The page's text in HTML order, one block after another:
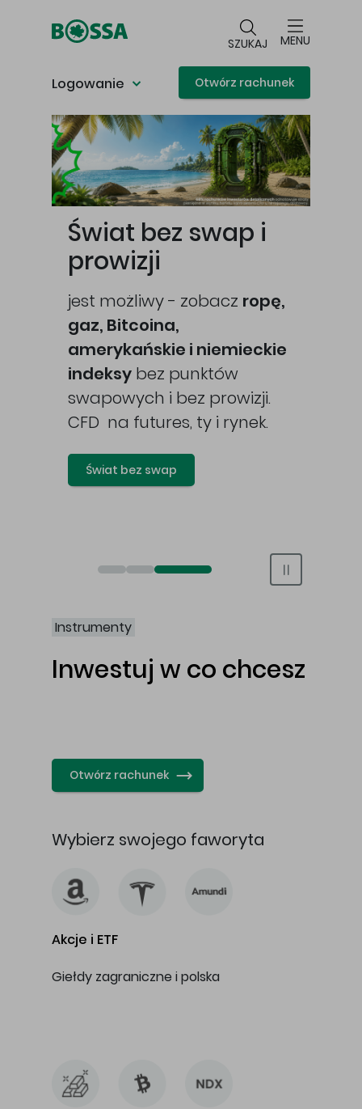
SZUKAJ MENU
Logowanie Otwórz rachunek
Główna treść
Świat bez swap i
prowizji
jest możliwy - zobacz ropę,
gaz, Bitcoina,
amerykańskie i niemieckie
indeksy bez punktów
swapowych i bez prowizji.
CFD na futures, ty i rynek.
Świat bez swap
Otwórz rachunek maklerski online
Otwórz konto IKE/IKZE
Świat bez swap i prowizji
Instrumenty
Inwestuj w co chcesz
Otwórz rachunek
Wybierz swojego faworyta
Akcje i ETF
Giełdy zagraniczne i polska